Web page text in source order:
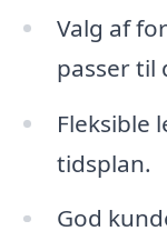
Valg af
passer til
Fleksible
tidsplan.
God